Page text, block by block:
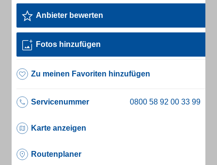
Anbieter bewerten
Fotos hinzufügen
Zu meinen Favoriten hinzufügen
Servicenummer
Karte anzeigen
Routenplaner